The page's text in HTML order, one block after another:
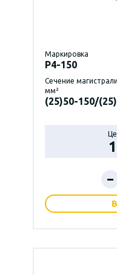
Маркировка
P4-150
Сечение
мм²
(25)50-150/
–